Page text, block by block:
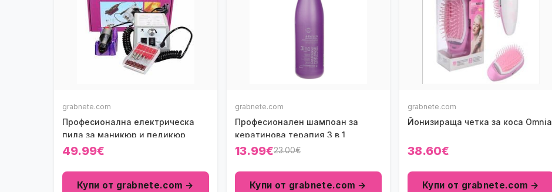
grabnete.com
Професионална електрическа
пила за маникюр и педикюр
49.99€
Купи от grabnete.com →
grabnete.com
Професионален шампоан за
кератинова терапия 3 в 1
13.99€23.00€
Купи от grabnete.com →
grabnete.com
Йонизираща четка за коса Omnia
38.60€
Купи от grabnete.com →